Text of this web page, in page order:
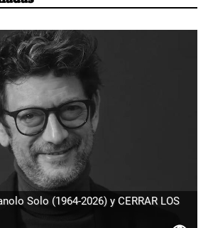
Solo (1964-2026) y CERRAR LOS